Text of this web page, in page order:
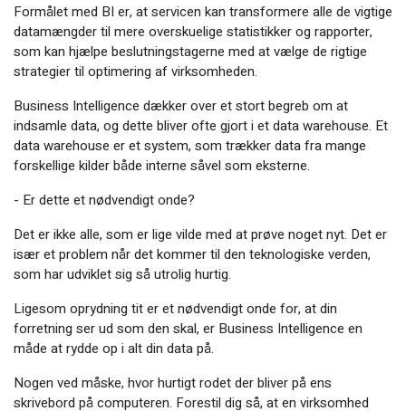
Formålet med BI er, at servicen kan transformere alle de vigtige
datamængder til mere overskuelige statistikker og rapporter,
som kan hjælpe beslutningstagerne med at vælge de rigtige
strategier til optimering af virksomheden.
Business Intelligence dækker over et stort begreb om at
indsamle data, og dette bliver ofte gjort i et data warehouse. Et
data warehouse er et system, som trækker data fra mange
forskellige kilder både interne såvel som eksterne.
- Er dette et nødvendigt onde?
Det er ikke alle, som er lige vilde med at prøve noget nyt. Det er
især et problem når det kommer til den teknologiske verden,
som har udviklet sig så utrolig hurtig.
Ligesom oprydning tit er et nødvendigt onde for, at din
forretning ser ud som den skal, er Business Intelligence en
måde at rydde op i alt din data på.
Nogen ved måske, hvor hurtigt rodet der bliver på ens
skrivebord på computeren. Forestil dig så, at en virksomhed